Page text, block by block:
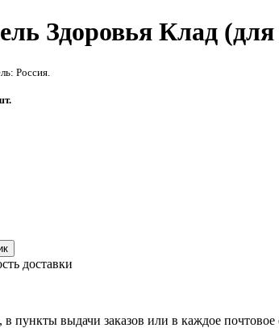
Здоровья Клад (для
Россия.
доставки
в пункты выдачи заказов или в каждое